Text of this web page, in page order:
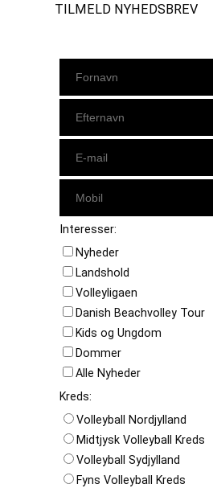
TILMELD NYHEDSBREV
Interesser:
Nyheder
Landshold
Volleyligaen
Danish Beachvolley Tour
Kids og Ungdom
Dommer
Alle Nyheder
Kreds:
Volleyball Nordjylland
Midtjysk Volleyball Kreds
Volleyball Sydjylland
Fyns Volleyball Kreds